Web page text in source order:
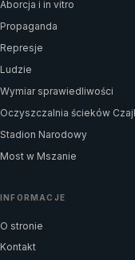
Aborcja i in vitro
Propaganda
Represje
Ludzie
Wymiar sprawiedliwości
Oczyszczalnia ścieków
Stadion Narodowy
Most w Mszanie
INFORMACJE
O stronie
Kontakt